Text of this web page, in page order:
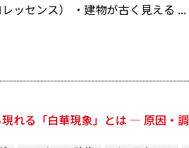
ッセンス） ・建物が古く見える ...
れる「白華現象」とは ― 原因・